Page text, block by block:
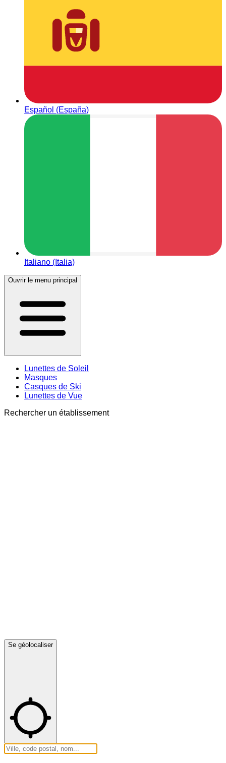
Español (España)
Italiano (Italia)
Ouvrir le menu principal
Lunettes de Soleil
Masques
Casques de Ski
Lunettes de Vue
Rechercher un établissement
Se géolocaliser